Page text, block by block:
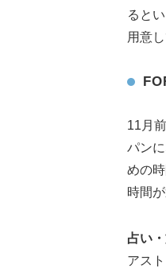
ると
用意
11月
パン
めの
時間
占い
アス